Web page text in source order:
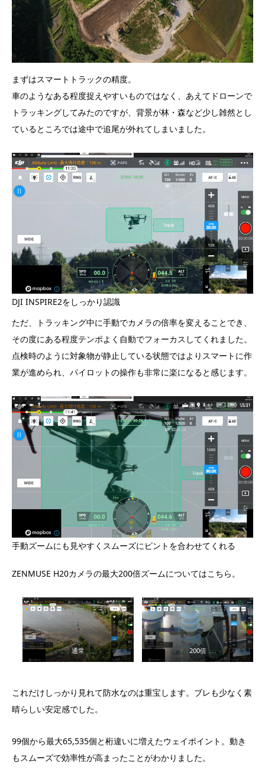
まずはスマートトラックの精度。
車のようなある程度捉えやすいものではなく、あえてドローンで
トラッキングしてみたのですが、背景が林・森など少し雑然とし
ているところでは途中で追尾が外れてしまいました。
DJI INSPIRE2をしっかり認識
ただ、トラッキング中に手動でカメラの倍率を変えることでき、
その度にある程度テンポよく自動でフォーカスしてくれました。
点検時のように対象物が静止している状態ではよりスマートに作
業が進められ、パイロットの操作も非常に楽になると感じます。
手動ズームにも見やすくスムーズにピントを合わせてくれる
ZENMUSE H20カメラの最大200倍ズームについてはこちら。
通常 200倍
これだけしっかり見れて防水なのは重宝します。ブレも少なく素
晴らしい安定感でした。
99個から最大65,535個と桁違いに増えたウェイポイント。動き
もスムーズで効率性が高まったことがわかりました。